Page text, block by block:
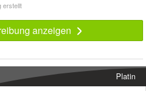
erstellt
anzeigen
Platin